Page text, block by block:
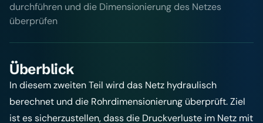
durchführen und die Dimensionierung des Netzes
überprüfen
Überblick
In diesem zweiten Teil wird das Netz hydraulisch
berechnet und die Rohrdimensionierung überprüft. Ziel
ist es sicherzustellen, dass die Druckverluste im Netz mit